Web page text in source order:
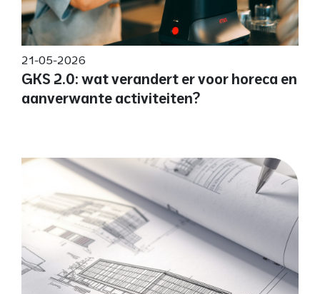
21-05-2026
GKS 2.0: wat verandert er voor horeca en
aanverwante activiteiten?